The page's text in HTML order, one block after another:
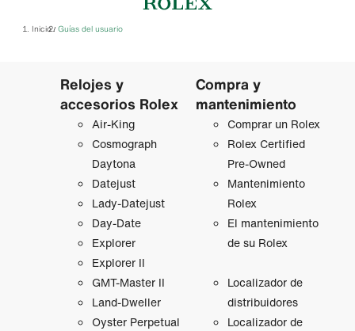
Inicio/ Guías del usuario
Relojes y
accesorios Rolex
Air‑King
Cosmograph
Daytona
Datejust
Lady‑Datejust
Day-Date
Explorer
Explorer II
GMT‑Master II
Land-Dweller
Oyster Perpetual
Compra y
mantenimiento
Comprar un Rolex
Rolex Certified
Pre-Owned
Mantenimiento
Rolex
El mantenimiento
de su Rolex
Localizador de
distribuidores
Localizador de